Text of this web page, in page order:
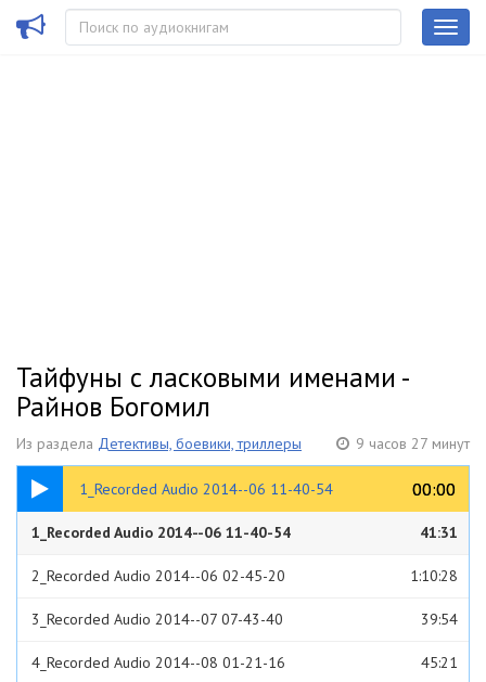
Тайфуны с ласковыми именами -
Райнов Богомил
Из раздела Детективы, боевики, триллеры 9 часов 27 минут
1_Recorded Audio 2014--06 11-40-54 00:00
00:00
41:31
1_Recorded Audio 2014--06 11-40-54 41:31
2_Recorded Audio 2014--06 02-45-20 1:10:28
3_Recorded Audio 2014--07 07-43-40 39:54
4_Recorded Audio 2014--08 01-21-16 45:21